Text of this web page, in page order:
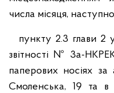
числа місяця,
пункту 2.3 глави 2
звітності № 3а-
паперових носіях
Смоленська, 19 та в